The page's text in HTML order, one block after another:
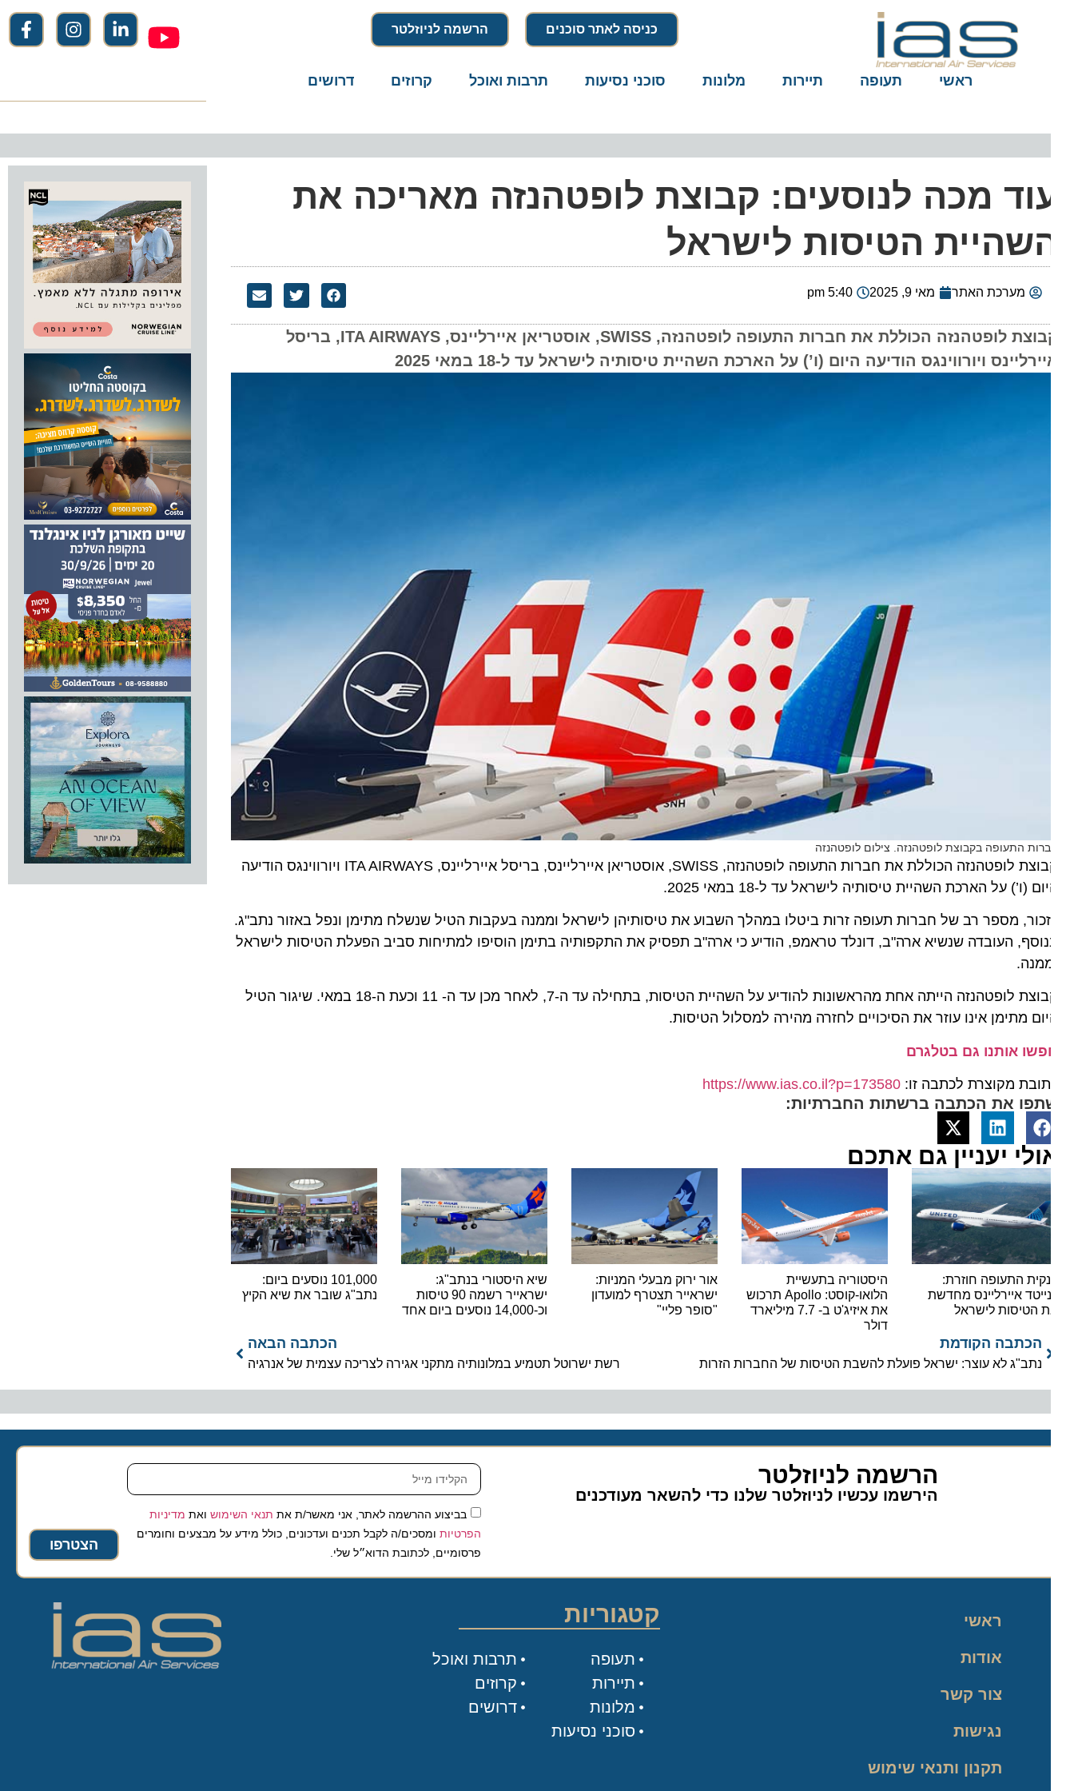
כניסה לאתר סוכנים הרשמה לניוזלטר
ראשי תעופה תיירות מלונות סוכני נסיעות תרבות ואוכל קרוזים דרושים
מכה לנוסעים: קבוצת לופטהנזה מאריכה את
הטיסות לישראל
מערכת האתר מאי 9, 2025 5:40 pm
קבוצת לופטהנזה הכוללת את חברות התעופה לופטהנזה, SWISS, אוסטריאן איירליינס, ITA AIRWAYS, בריסל
ויורווינגס הודיעה היום (ו’) על הארכת השהיית טיסותיה לישראל עד ל-18 במאי 2025
התעופה בקבוצת לופטהנזה. צילום לופטהנזה
קבוצת לופטהנזה הכוללת את חברות התעופה לופטהנזה, SWISS, אוסטריאן איירליינס, בריסל איירליינס, ITA AIRWAYS ויורווינגס הודיעה
(ו’) על הארכת השהיית טיסותיה לישראל עד ל-18 במאי 2025.
מספר רב של חברות תעופה זרות ביטלו במהלך השבוע את טיסותיהן לישראל וממנה בעקבות הטיל שנשלח מתימן ונפל באזור נתב"ג.
העובדה שנשיא ארה"ב, דונלד טראמפ, הודיע כי ארה"ב תפסיק את התקפותיה בתימן הוסיפו למתיחות סביב הפעלת הטיסות לישראל
קבוצת לופטהנזה הייתה אחת מהראשונות להודיע על השהיית הטיסות, בתחילה עד ה-7, לאחר מכן עד ה- 11 וכעת ה-18 במאי. שיגור הטיל
מתימן אינו עוזר את הסיכויים לחזרה מהירה למסלול הטיסות.
אותנו גם בטלגרם
מקוצרת לכתבה זו:https://www.ias.co.il?p=173580
את הכתבה ברשתות החברתיות:
יעניין גם אתכם
התעופה חוזרת:
איירליינס מחדשת
הטיסות לישראל
היסטוריה בתעשיית
הלואו-קוסט: Apollo תרכוש
את איזיג'ט ב- 7.7 מיליארד
דולר
אור ירוק מבעלי המניות:
ישראייר תצטרף למועדון
"סופר פליי"
שיא היסטורי בנתב"ג:
ישראייר רשמה 90 טיסות
101,000 נוסעים ביום:
נתב"ג שובר את שיא הקיץ
הכתבה הקודמת
נתב"ג לא עוצר: ישראל פועלת להשבת הטיסות של החברות הזרות
הכתבה הבאה
רשת ישרוטל תטמיע במלונותיה מתקני אגירה לצריכה עצמית של אנרגיה
הרשמה לניוזלטר
הירשמו עכשיו לניוזלטר שלנו כדי להשאר מעודכנים
בביצוע ההרשמה לאתר, אני מאשר/ת אתתנאי השימושואת מדיניות
הפרטיותומסכים/ה לקבל תכנים ועדכונים, כולל מידע על מבצעים וחומרים
פרסומיים, לכתובת הדוא״ל שלי.
הצטרפו
ראשי
אודות
צור קשר
נגישות
תקנון ותנאי שימוש
קטגוריות
תעופה
תיירות
מלונות
סוכני נסיעות
תרבות ואוכל
קרוזים
דרושים